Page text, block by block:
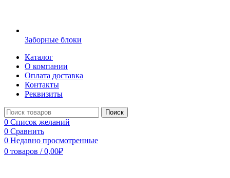
Заборные блоки
Каталог
О компании
Оплата доставка
Контакты
Реквизиты
Поиск
0 Список желаний
0 Сравнить
0 Недавно просмотренные
0 товаров / 0,00₽